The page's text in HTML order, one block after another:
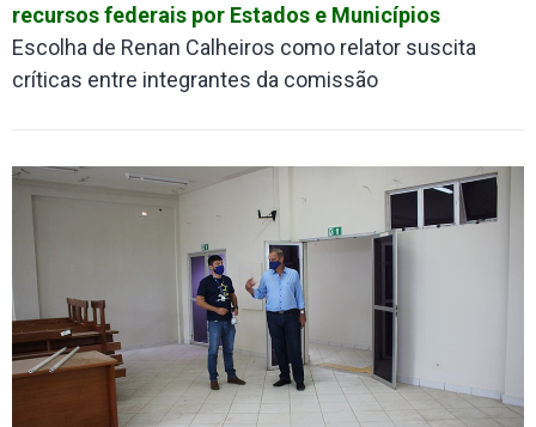
recursos federais por Estados e Municípios
Escolha de Renan Calheiros como relator suscita
críticas entre integrantes da comissão